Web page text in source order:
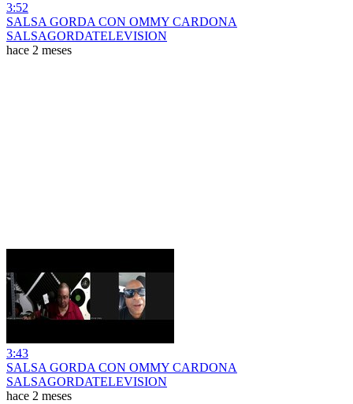
3:52
SALSA GORDA CON OMMY CARDONA
SALSAGORDATELEVISION
hace 2 meses
3:43
SALSA GORDA CON OMMY CARDONA
SALSAGORDATELEVISION
hace 2 meses